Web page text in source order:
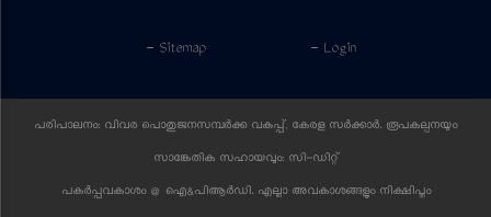
- Login
- Sitemap
പരിപാലനം: വിവര പൊതുജനസമ്പര്‍ക്ക വകുപ്പ്, കേരള സര്‍ക്കാര്‍. രൂപകല്പനയും
സാങ്കേതിക സഹായവും: സി-ഡിറ്റ്
പകര്‍പ്പവകാശം @ ഐ&പിആര്‍ഡി. എല്ലാ അവകാശങ്ങളും നിക്ഷിപ്തം